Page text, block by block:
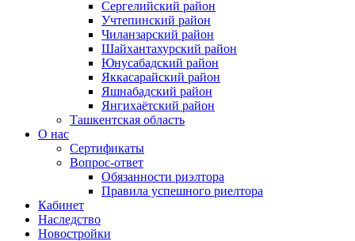
Сергелийский район
Учтепинский район
Чиланзарский район
Шайхантахурский район
Юнусабадский район
Яккасарайский район
Яшнабадский район
Янгихаётский район
Ташкентская область
О нас
Сертификаты
Вопрос-ответ
Обязанности риэлтора
Правила успешного риелтора
Кабинет
Наследство
Новостройки